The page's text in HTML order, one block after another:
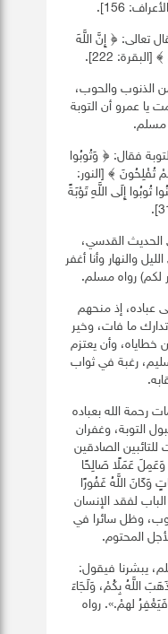
156].
تعالى: ﴿ إِنَّ اللَّهَ
222].
الذنوب والحوب،
يا عمرو أن التوبة
مسلم.
فقال: ﴿ ‏‏وَتُوبُوا
تُفْلِحُونَ ﴾ [‏النور‏:‏
تُوبُوا إِلَى اللَّهِ تَوْبَةً
القدسي،
والنهار وأنا أغفر
لكم) رواه مسلم.
عباده، إذ منحهم
ما فات، وخير
خطاياه، وأن يعتزم
رغبة في ثواب
رحمة الله بعباده
التوبة، وغفران
الصادقين
عَمَلًا صَالِحًا
وَكَانَ اللَّهُ غَفُورًا
ولولا هذا الباب لفقد الإنسان
وظل سائرا في
المحتوم.
يبشرنا فيقول:
اللَّهُ بِكُمْ، وَلَجَاءَ
لهمْ.». رواه